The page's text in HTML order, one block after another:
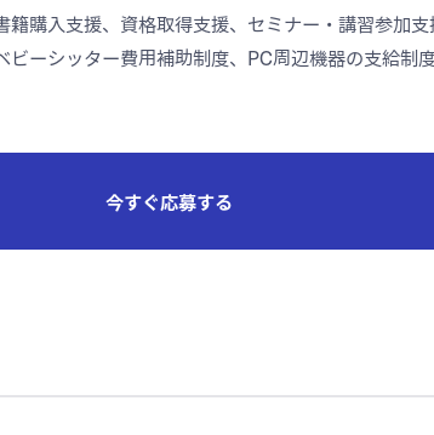
購入支援、資格取得支援、セミナー・講習参加支
ビーシッター費用補助制度、PC周辺機器の支給制
今すぐ応募する